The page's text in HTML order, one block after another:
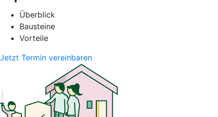
Überblick
Bausteine
Vorteile
Jetzt Termin vereinbaren